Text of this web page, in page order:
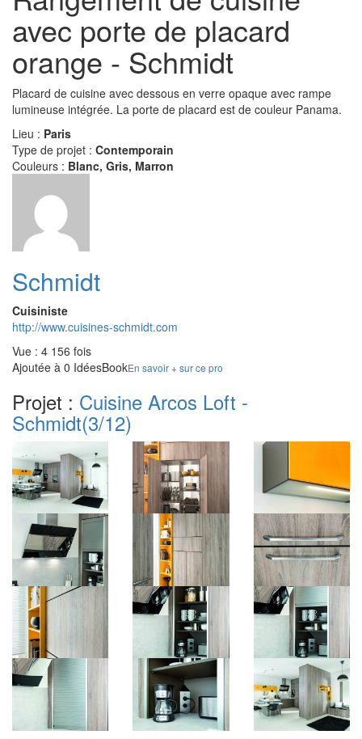
avec porte de placard
orange - Schmidt
Placard de cuisine avec dessous en verre opaque avec rampe
lumineuse intégrée. La porte de placard est de couleur Panama.
Lieu : Paris
Type de projet : Contemporain
Couleurs : Blanc, Gris, Marron
Schmidt
Cuisiniste
http://www.cuisines-schmidt.com
Vue : 4 156 fois
Ajoutée à 0 IdéesBookEn savoir + sur ce pro
Projet : Cuisine Arcos Loft -
Schmidt(3/12)